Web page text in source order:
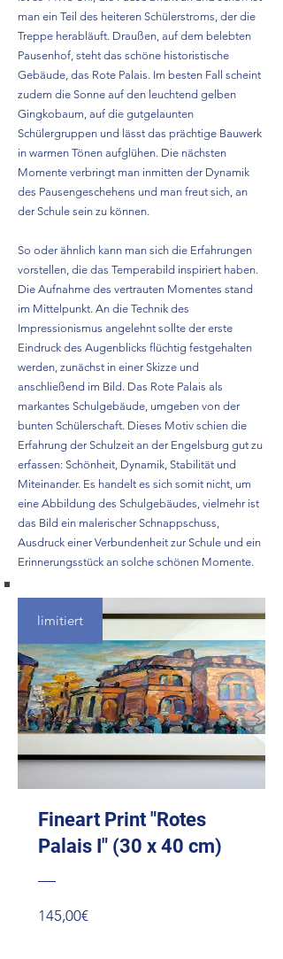
man ein Teil des heiteren Schülerstroms, der die
Treppe herabläuft. Draußen, auf dem belebten
Pausenhof, steht das schöne historistische
Gebäude, das Rote Palais. Im besten Fall scheint
zudem die Sonne auf den leuchtend gelben
Gingkobaum, auf die gutgelaunten
Schülergruppen und lässt das prächtige Bauwerk
in warmen Tönen aufglühen. Die nächsten
Momente verbringt man inmitten der Dynamik
des Pausengeschehens und man freut sich, an
der Schule sein zu können.
So oder ähnlich kann man sich die Erfahrungen
vorstellen, die das Temperabild inspiriert haben.
Die Aufnahme des vertrauten Momentes stand
im Mittelpunkt. An die Technik des
Impressionismus angelehnt sollte der erste
Eindruck des Augenblicks flüchtig festgehalten
werden, zunächst in einer Skizze und
anschließend im Bild. Das Rote Palais als
markantes Schulgebäude, umgeben von der
bunten Schülerschaft. Dieses Motiv schien die
Erfahrung der Schulzeit an der Engelsburg gut zu
erfassen: Schönheit, Dynamik, Stabilität und
Miteinander. Es handelt es sich somit nicht, um
eine Abbildung des Schulgebäudes, vielmehr ist
das Bild ein malerischer Schnappschuss,
Ausdruck einer Verbundenheit zur Schule und ein
Erinnerungsstück an solche schönen Momente.
limitiert
Fineart Print "Rotes
Palais I" (30 x 40 cm)
145,00€Preis